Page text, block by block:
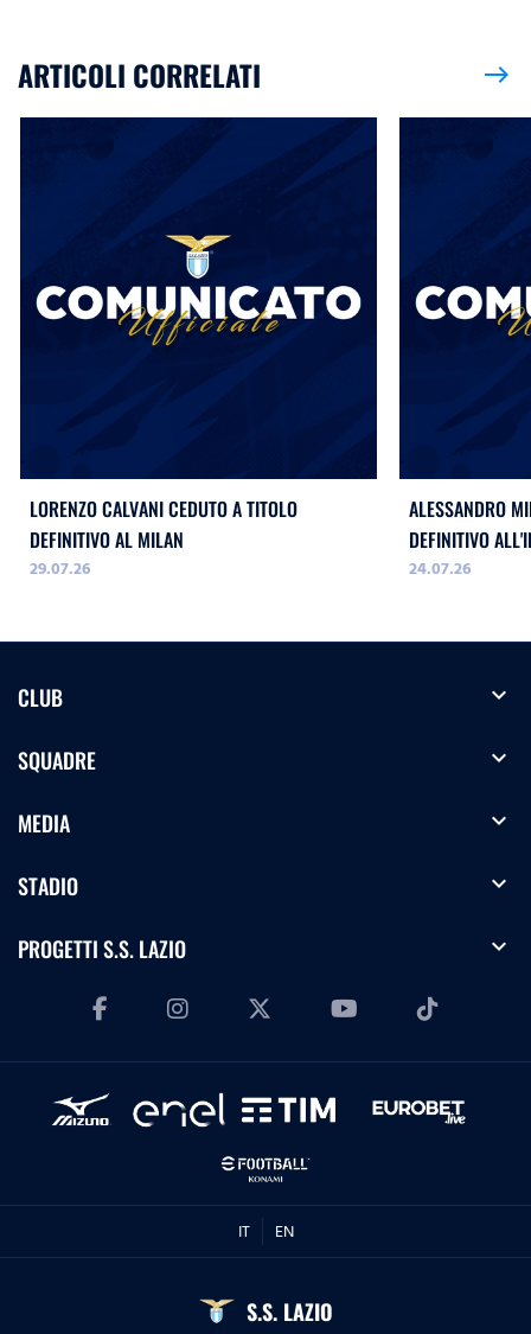
ARTICOLI CORRELATI east
LORENZO CALVANI CEDUTO A TITOLO
DEFINITIVO AL MILAN
29.07.26
ALESSANDRO
DEFINITIVO
24.07.26
CLUB expand_more
SQUADRE expand_more
MEDIA expand_more
STADIO expand_more
PROGETTI S.S. LAZIO expand_more
IT EN
S.S. LAZIO